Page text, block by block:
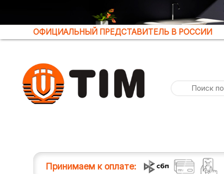
ОФИЦИАЛЬНЫЙ ПРЕДСТАВИТЕЛЬ В РОССИИ
Принимаем к оплате: